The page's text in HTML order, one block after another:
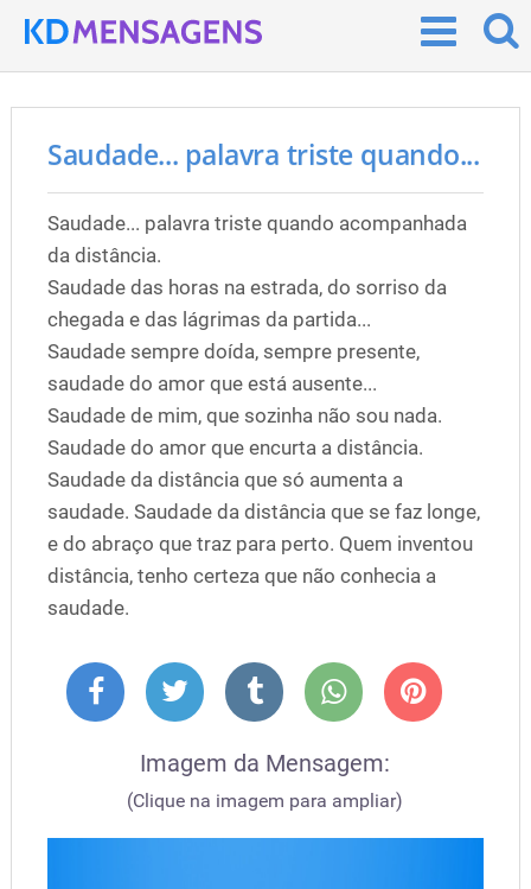
Saudade... palavra triste quando...
Saudade... palavra triste quando acompanhada
da distância.
Saudade das horas na estrada, do sorriso da
chegada e das lágrimas da partida...
Saudade sempre doída, sempre presente,
saudade do amor que está ausente...
Saudade de mim, que sozinha não sou nada.
Saudade do amor que encurta a distância.
Saudade da distância que só aumenta a
saudade. Saudade da distância que se faz longe,
e do abraço que traz para perto. Quem inventou
distância, tenho certeza que não conhecia a
saudade.
Imagem da Mensagem:
(Clique na imagem para ampliar)